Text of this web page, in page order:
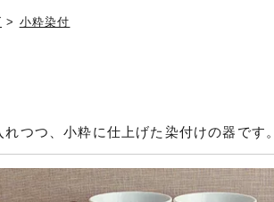
> 小粋染付
つつ、小粋に仕上げた染付けの器です。